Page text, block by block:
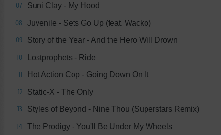
07 Suni Clay - My Hood
08 Juvenile - Sets Go Up (feat. Wacko)
09 Story of the Year - And the Hero Will Drown
10 Lostprophets - Ride
11 Hot Action Cop - Going Down On It
12 Static-X - The Only
13 Styles of Beyond - Nine Thou (Superstars Remix)
14 The Prodigy - You'll Be Under My Wheels